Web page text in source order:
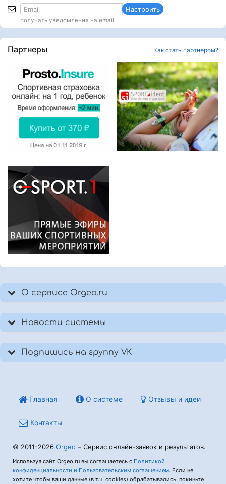
Настроить
получать уведомления на email
Партнеры Как стать партнером?
О сервисе Orgeo.ru
Новости системы
Подпишись на группу VK
Главная О системе Отзывы и идеи
Контакты
© 2011-2026 Orgeo – Сервис онлайн-заявок и результатов.
Используя сайт Orgeo.ru вы соглашаетесь с Политикой
конфиденциальности и Пользовательским соглашением. Если не
хотите чтобы ваши данные (в т.ч. cookies) обрабатывались, покиньте